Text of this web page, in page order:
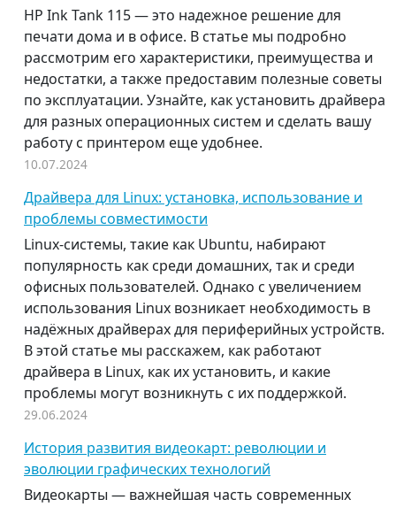
HP Ink Tank 115 — это надежное решение для
печати дома и в офисе. В статье мы подробно
рассмотрим его характеристики, преимущества и
недостатки, а также предоставим полезные советы
по эксплуатации. Узнайте, как установить драйвера
для разных операционных систем и сделать вашу
работу с принтером еще удобнее.
10.07.2024
Драйвера для Linux: установка, использование и
проблемы совместимости
Linux-системы, такие как Ubuntu, набирают
популярность как среди домашних, так и среди
офисных пользователей. Однако с увеличением
использования Linux возникает необходимость в
надёжных драйверах для периферийных устройств.
В этой статье мы расскажем, как работают
драйвера в Linux, как их установить, и какие
проблемы могут возникнуть с их поддержкой.
29.06.2024
История развития видеокарт: революции и
эволюции графических технологий
Видеокарты — важнейшая часть современных